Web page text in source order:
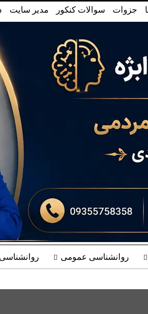
جزوات سوالات کنکور مدیر سایت
روانشناسی عمومی روانشناسی